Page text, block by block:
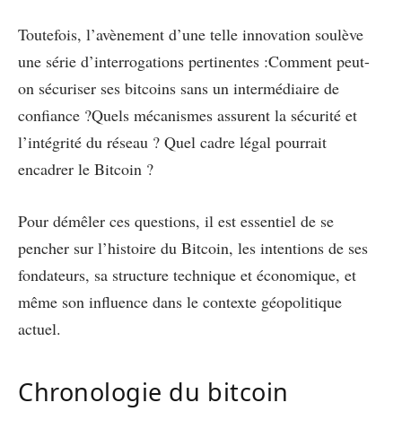
Toutefois, l’avènement d’une telle innovation soulève
une série d’interrogations pertinentes :Comment peut-
on sécuriser ses bitcoins sans un intermédiaire de
confiance ?Quels mécanismes assurent la sécurité et
l’intégrité du réseau ? Quel cadre légal pourrait
encadrer le Bitcoin ?
Pour démêler ces questions, il est essentiel de se
pencher sur l’histoire du Bitcoin, les intentions de ses
fondateurs, sa structure technique et économique, et
même son influence dans le contexte géopolitique
actuel.
Chronologie du bitcoin